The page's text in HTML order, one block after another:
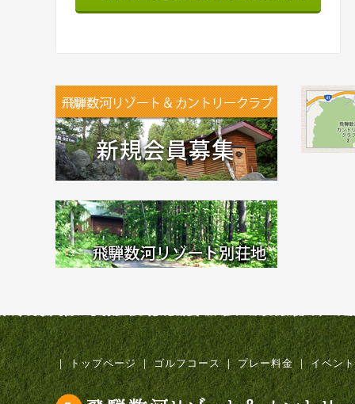
｜ トップページ ｜ ゴルフコース ｜ プレー料金 ｜ イベン